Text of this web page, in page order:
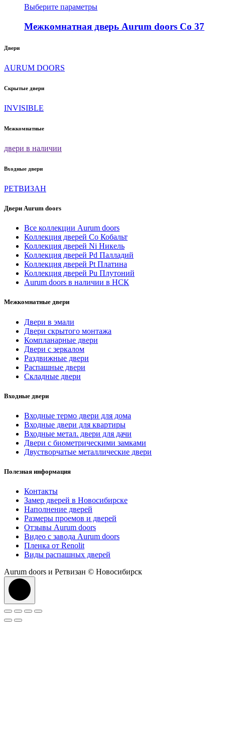
товара.
Выберите параметрыЭтот
имеет
несколько
Межкомнатная дверь Aurum doors Co 37
Двери
AURUM DOORS
Скрытые двери
INVISIBLE
Межкомнатные
двери в наличии
Входные двери
РЕТВИЗАН
Двери Aurum doors
Все коллекции Aurum doors
Коллекция дверей Co Кобальт
Коллекция дверей Ni Никель
Коллекция дверей Pd Палладий
Коллекция дверей Pt Платина
Коллекция дверей Pu Плутоний
Aurum doors в наличии в НСК
Межкомнатные двери
Двери в эмали
Двери скрытого монтажа
Компланарные двери
Двери с зеркалом
Раздвижные двери
Распашные двери
Складные двери
Входные двери
Входные термо двери для дома
Входные двери для квартиры
Входные метал. двери для дачи
Двери с биометрическими замками
Двустворчатые металлические двери
Полезная информация
Контакты
Замер дверей в Новосибирске
Наполнение дверей
Размеры проемов и дверей
Отзывы Aurum doors
Видео с завода Aurum doors
Пленка от Renolit
Виды распашных дверей
Aurum doors и Ретвизан © Новосибирск